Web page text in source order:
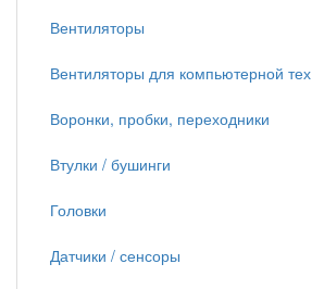
Вентиляторы
Вентиляторы для компьютерной тех
Воронки, пробки, переходники
Втулки / бушинги
Головки
Датчики / сенсоры